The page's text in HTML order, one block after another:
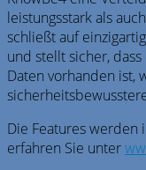
leistungsstark als
schließt auf
und stellt sicher,
Daten vorhanden ist,
Die Features werden
erfahren Sie unter